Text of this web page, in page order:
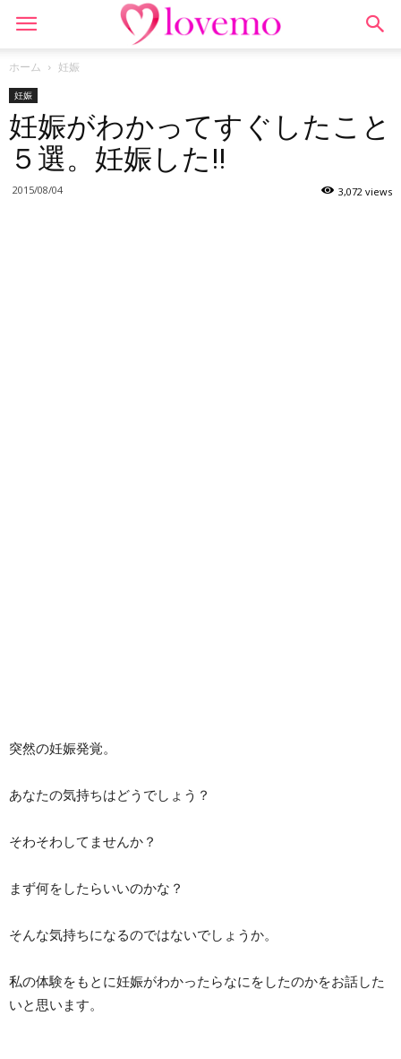
ホーム 妊娠
妊娠
妊娠がわかってすぐしたこと
５選。妊娠した!!
2015/08/04 3,072 views
突然の妊娠発覚。
あなたの気持ちはどうでしょう？
そわそわしてませんか？
まず何をしたらいいのかな？
そんな気持ちになるのではないでしょうか。
私の体験をもとに妊娠がわかったらなにをしたのかをお話した
いと思います。